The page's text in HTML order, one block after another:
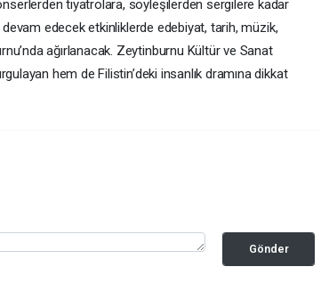
tiyatrolara, söyleşilerden sergilere kadar
edecek etkinliklerde edebiyat, tarih, müzik,
ağırlanacak. Zeytinburnu Kültür ve Sanat
hem de Filistin’deki insanlık dramına dikkat
Gönder